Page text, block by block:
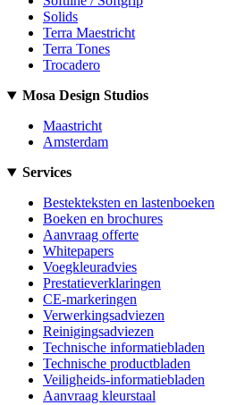
Solids
Terra Maestricht
Terra Tones
Trocadero
Mosa Design Studios
Maastricht
Amsterdam
Services
Bestekteksten en lastenboeken
Boeken en brochures
Aanvraag offerte
Whitepapers
Voegkleuradvies
Prestatieverklaringen
CE-markeringen
Verwerkingsadviezen
Reinigingsadviezen
Technische informatiebladen
Technische productbladen
Veiligheids-informatiebladen
Aanvraag kleurstaal